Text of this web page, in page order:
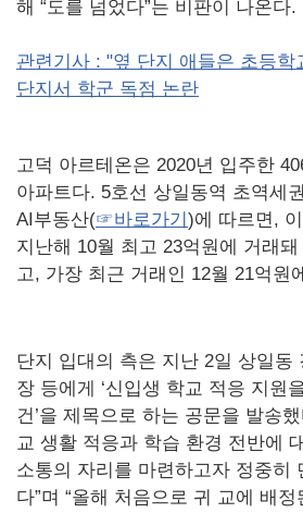
해 “도를 넘었다”는 비판이 나온다.
관련기사 : "옆 단지 애들은 초등학
단지서 학군 독점 논란
고덕 아르테온은 2020년 입주한
아파트다. 5호선 상일동역 초역세
AI부동산(☞바로가기)에 따르면,
지난해 10월 최고 23억원에 거래
고, 가장 최근 거래인 12월 21억원
단지 입대의 측은 지난 2일 상일동
장 등에게 ‘신입생 학교 적응 지원
건’을 제목으로 하는 공문을 발송
교 생활 적응과 학습 환경 전반에
소통의 자리를 마련하고자 정중히
다”며 “올해 처음으로 귀 교에 배